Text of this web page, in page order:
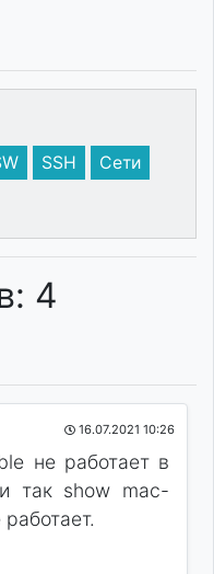
SSH
Сети
4
16.07.2021 10:26
не работает в
так show mac-